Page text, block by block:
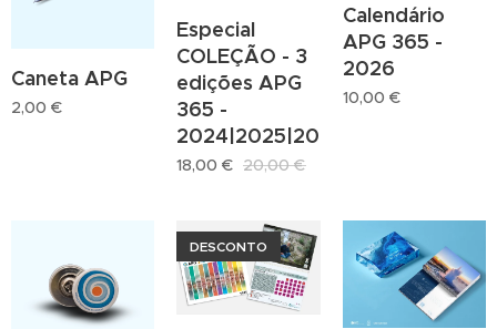
Caneta APG
2,00 €
Especial
COLEÇÃO - 3
edições APG
365 -
2024|2025|2026
18,00 € 20,00€
Calendário
APG 365 -
2026
10,00 €
DESCONTO